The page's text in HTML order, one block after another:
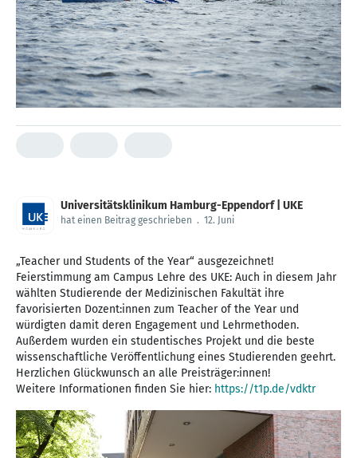
Universitätsklinikum Hamburg-Eppendorf | UKE
hat einen Beitrag geschrieben . 12. Juni
„Teacher und Students of the Year“ ausgezeichnet!
Feierstimmung am Campus Lehre des UKE: Auch in diesem Jahr
wählten Studierende der Medizinischen Fakultät ihre
favorisierten Dozent:innen zum Teacher of the Year und
würdigten damit deren Engagement und Lehrmethoden.
Außerdem wurden ein studentisches Projekt und die beste
wissenschaftliche Veröffentlichung eines Studierenden geehrt.
Herzlichen Glückwunsch an alle Preisträger:innen!
Weitere Informationen finden Sie hier: https://t1p.de/vdktr